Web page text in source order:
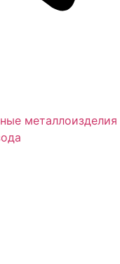
металлоизделия